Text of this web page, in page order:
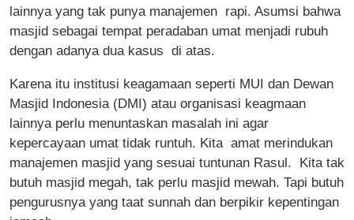
lainnya yang tak punya manajemen rapi. Asumsi bahwa
masjid sebagai tempat peradaban umat menjadi rubuh
dengan adanya dua kasus di atas.
Karena itu institusi keagamaan seperti MUI dan Dewan
Masjid Indonesia (DMI) atau organisasi keagmaan
lainnya perlu menuntaskan masalah ini agar
kepercayaan umat tidak runtuh. Kita amat merindukan
manajemen masjid yang sesuai tuntunan Rasul. Kita tak
butuh masjid megah, tak perlu masjid mewah. Tapi butuh
pengurusnya yang taat sunnah dan berpikir kepentingan